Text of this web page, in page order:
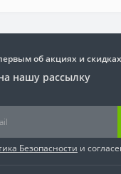
об акциях и
нашу рассылку
Безопасности и